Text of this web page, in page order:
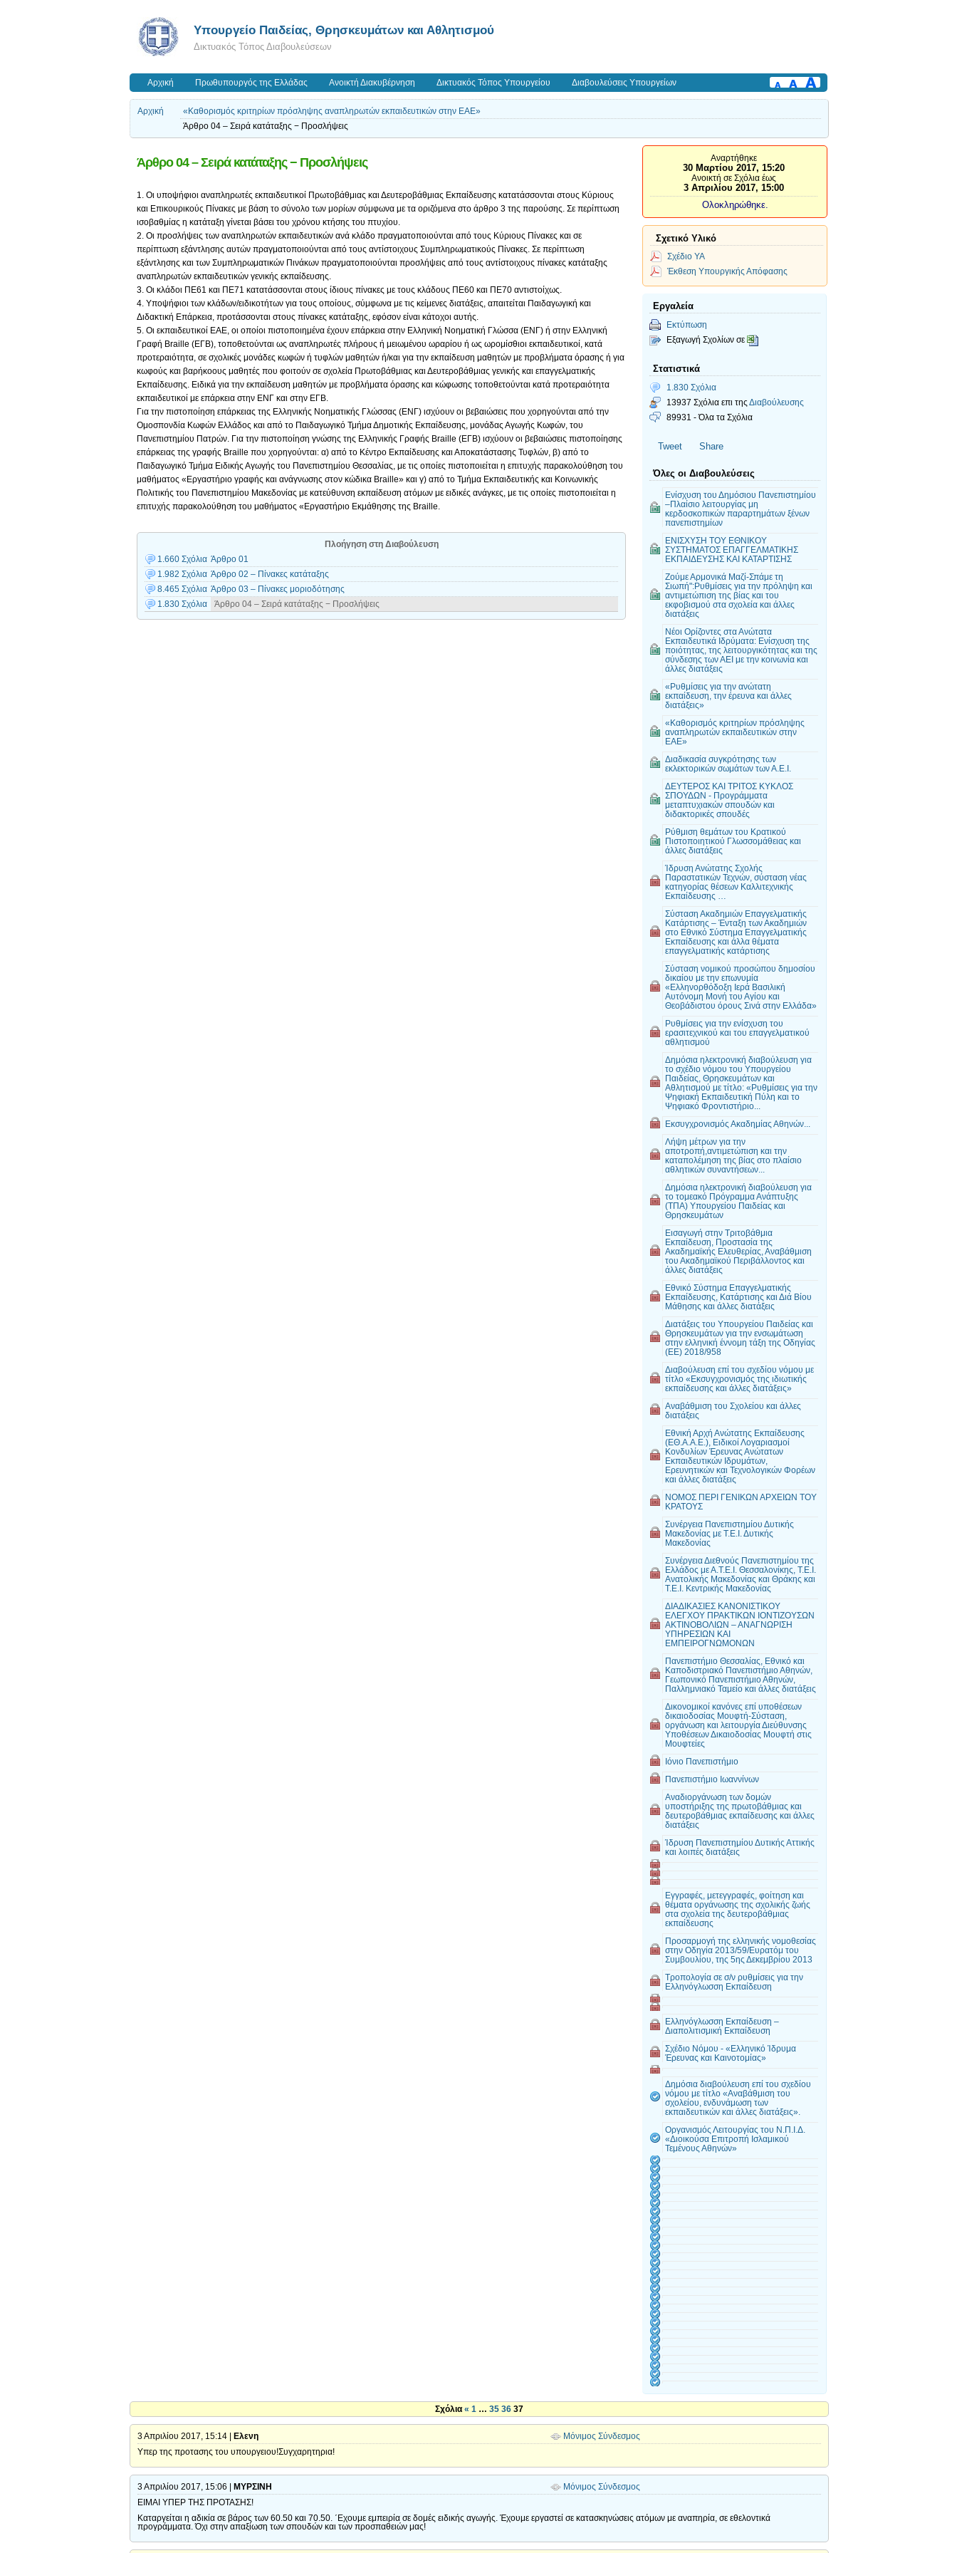
Υπουργείο Παιδείας, Θρησκευμάτων και Αθλητισμού
Δικτυακός Τόπος Διαβουλεύσεων
Αρχική Πρωθυπουργός της Ελλάδας Ανοικτή Διακυβέρνηση Δικτυακός Τόπος Υπουργείου Διαβουλεύσεις Υπουργείων
Αρχική
«Καθορισμός κριτηρίων πρόσληψης αναπληρωτών εκπαιδευτικών στην ΕΑΕ»
Άρθρο 04 – Σειρά κατάταξης − Προσλήψεις
Άρθρο 04 – Σειρά κατάταξης − Προσλήψεις
1. Οι υποψήφιοι αναπληρωτές εκπαιδευτικοί Πρωτοβάθμιας και Δευτεροβάθμιας Εκπαίδευσης κατατάσσονται στους Κύριους
και Επικουρικούς Πίνακες με βάση το σύνολο των μορίων σύμφωνα με τα οριζόμενα στο άρθρο 3 της παρούσης. Σε περίπτωση
ισοβαθμίας η κατάταξη γίνεται βάσει του χρόνου κτήσης του πτυχίου.
2. Οι προσλήψεις των αναπληρωτών εκπαιδευτικών ανά κλάδο πραγματοποιούνται από τους Κύριους Πίνακες και σε
περίπτωση εξάντλησης αυτών πραγματοποιούνται από τους αντίστοιχους Συμπληρωματικούς Πίνακες. Σε περίπτωση
εξάντλησης και των Συμπληρωματικών Πινάκων πραγματοποιούνται προσλήψεις από τους αντίστοιχους πίνακες κατάταξης
αναπληρωτών εκπαιδευτικών γενικής εκπαίδευσης.
3. Οι κλάδοι ΠΕ61 και ΠΕ71 κατατάσσονται στους ίδιους πίνακες με τους κλάδους ΠΕ60 και ΠΕ70 αντιστοίχως.
4. Υποψήφιοι των κλάδων/ειδικοτήτων για τους οποίους, σύμφωνα με τις κείμενες διατάξεις, απαιτείται Παιδαγωγική και
Διδακτική Επάρκεια, προτάσσονται στους πίνακες κατάταξης, εφόσον είναι κάτοχοι αυτής.
5. Οι εκπαιδευτικοί ΕΑΕ, οι οποίοι πιστοποιημένα έχουν επάρκεια στην Ελληνική Νοηματική Γλώσσα (ΕΝΓ) ή στην Ελληνική
Γραφή Braille (ΕΓΒ), τοποθετούνται ως αναπληρωτές πλήρους ή μειωμένου ωραρίου ή ως ωρομίσθιοι εκπαιδευτικοί, κατά
προτεραιότητα, σε σχολικές μονάδες κωφών ή τυφλών μαθητών ή/και για την εκπαίδευση μαθητών με προβλήματα όρασης ή για
κωφούς και βαρήκοους μαθητές που φοιτούν σε σχολεία Πρωτοβάθμιας και Δευτεροβάθμιας γενικής και επαγγελματικής
Εκπαίδευσης. Ειδικά για την εκπαίδευση μαθητών με προβλήματα όρασης και κώφωσης τοποθετούνται κατά προτεραιότητα
εκπαιδευτικοί με επάρκεια στην ΕΝΓ και στην ΕΓΒ.
Για την πιστοποίηση επάρκειας της Ελληνικής Νοηματικής Γλώσσας (ΕΝΓ) ισχύουν οι βεβαιώσεις που χορηγούνται από την
Ομοσπονδία Κωφών Ελλάδος και από το Παιδαγωγικό Τμήμα Δημοτικής Εκπαίδευσης, μονάδας Αγωγής Κωφών, του
Πανεπιστημίου Πατρών. Για την πιστοποίηση γνώσης της Ελληνικής Γραφής Braille (ΕΓΒ) ισχύουν οι βεβαιώσεις πιστοποίησης
επάρκειας της γραφής Braille που χορηγούνται: α) από το Κέντρο Εκπαίδευσης και Αποκατάστασης Τυφλών, β) από το
Παιδαγωγικό Τμήμα Ειδικής Αγωγής του Πανεπιστημίου Θεσσαλίας, με τις οποίες πιστοποιείται η επιτυχής παρακολούθηση του
μαθήματος «Εργαστήριο γραφής και ανάγνωσης στον κώδικα Braille» και γ) από το Τμήμα Εκπαιδευτικής και Κοινωνικής
Πολιτικής του Πανεπιστημίου Μακεδονίας με κατεύθυνση εκπαίδευση ατόμων με ειδικές ανάγκες, με τις οποίες πιστοποιείται η
επιτυχής παρακολούθηση του μαθήματος «Εργαστήριο Εκμάθησης της Braille.
Πλοήγηση στη Διαβούλευση
1.660 Σχόλια Άρθρο 01
1.982 Σχόλια Άρθρο 02 – Πίνακες κατάταξης
8.465 Σχόλια Άρθρο 03 – Πίνακες μοριοδότησης
1.830 Σχόλια
Άρθρο 04 – Σειρά κατάταξης − Προσλήψεις
Αναρτήθηκε
30 Μαρτίου 2017, 15:20
Ανοικτή σε Σχόλια έως
3 Απριλίου 2017, 15:00
Ολοκληρώθηκε.
Σχετικό Υλικό
Σχέδιο ΥΑ
Έκθεση Υπουργικής Απόφασης
Εργαλεία
Εκτύπωση
Εξαγωγή Σχολίων σε
Στατιστικά
1.830 Σχόλια
13937 Σχόλια επι της Διαβούλευσης
89931 - Όλα τα Σχόλια
Tweet Share
Όλες οι Διαβουλεύσεις
Ενίσχυση του Δημόσιου Πανεπιστημίου
–Πλαίσιο λειτουργίας μη
κερδοσκοπικών παραρτημάτων ξένων
πανεπιστημίων
ΕΝΙΣΧΥΣΗ ΤΟΥ ΕΘΝΙΚΟΥ
ΣΥΣΤΗΜΑΤΟΣ ΕΠΑΓΓΕΛΜΑΤΙΚΗΣ
ΕΚΠΑΙΔΕΥΣΗΣ ΚΑΙ ΚΑΤΑΡΤΙΣΗΣ
Ζούμε Αρμονικά Μαζί-Σπάμε τη
Σιωπή":Ρυθμίσεις για την πρόληψη και
αντιμετώπιση της βίας και του
εκφοβισμού στα σχολεία και άλλες
διατάξεις
Νέοι Ορίζοντες στα Ανώτατα
Εκπαιδευτικά Ιδρύματα: Ενίσχυση της
ποιότητας, της λειτουργικότητας και της
σύνδεσης των ΑΕΙ με την κοινωνία και
άλλες διατάξεις
«Ρυθμίσεις για την ανώτατη
εκπαίδευση, την έρευνα και άλλες
διατάξεις»
«Καθορισμός κριτηρίων πρόσληψης
αναπληρωτών εκπαιδευτικών στην
ΕΑΕ»
Διαδικασία συγκρότησης των
εκλεκτορικών σωμάτων των Α.Ε.Ι.
ΔΕΥΤΕΡΟΣ ΚΑΙ ΤΡΙΤΟΣ ΚΥΚΛΟΣ
ΣΠΟΥΔΩΝ - Προγράμματα
μεταπτυχιακών σπουδών και
διδακτορικές σπουδές
Ρύθμιση θεμάτων του Κρατικού
Πιστοποιητικού Γλωσσομάθειας και
άλλες διατάξεις
Ίδρυση Ανώτατης Σχολής
Παραστατικών Τεχνών, σύσταση νέας
κατηγορίας θέσεων Καλλιτεχνικής
Εκπαίδευσης …
Σύσταση Ακαδημιών Επαγγελματικής
Κατάρτισης – Ένταξη των Ακαδημιών
στο Εθνικό Σύστημα Επαγγελματικής
Εκπαίδευσης και άλλα θέματα
επαγγελματικής κατάρτισης
Σύσταση νομικού προσώπου δημοσίου
δικαίου με την επωνυμία
«Ελληνορθόδοξη Ιερά Βασιλική
Αυτόνομη Μονή του Αγίου και
Θεοβάδιστου όρους Σινά στην Ελλάδα»
Ρυθμίσεις για την ενίσχυση του
ερασιτεχνικού και του επαγγελματικού
αθλητισμού
Δημόσια ηλεκτρονική διαβούλευση για
το σχέδιο νόμου του Υπουργείου
Παιδείας, Θρησκευμάτων και
Αθλητισμού με τίτλο: «Ρυθμίσεις για την
Ψηφιακή Εκπαιδευτική Πύλη και το
Ψηφιακό Φροντιστήριο...
Εκσυγχρονισμός Ακαδημίας Αθηνών...
Λήψη μέτρων για την
αποτροπή,αντιμετώπιση και την
καταπολέμηση της βίας στο πλαίσιο
αθλητικών συναντήσεων...
Δημόσια ηλεκτρονική διαβούλευση για
το τομεακό Πρόγραμμα Ανάπτυξης
(ΤΠΑ) Υπουργείου Παιδείας και
Θρησκευμάτων
Εισαγωγή στην Τριτοβάθμια
Εκπαίδευση, Προστασία της
Ακαδημαϊκής Ελευθερίας, Αναβάθμιση
του Ακαδημαϊκού Περιβάλλοντος και
άλλες διατάξεις
Εθνικό Σύστημα Επαγγελματικής
Εκπαίδευσης, Κατάρτισης και Διά Βίου
Μάθησης και άλλες διατάξεις
Διατάξεις του Υπουργείου Παιδείας και
Θρησκευμάτων για την ενσωμάτωση
στην ελληνική έννομη τάξη της Οδηγίας
(ΕΕ) 2018/958
Διαβούλευση επί του σχεδίου νόμου με
τίτλο «Εκσυγχρονισμός της ιδιωτικής
εκπαίδευσης και άλλες διατάξεις»
Αναβάθμιση του Σχολείου και άλλες
διατάξεις
Εθνική Αρχή Ανώτατης Εκπαίδευσης
(ΕΘ.Α.Α.Ε.), Ειδικοί Λογαριασμοί
Κονδυλίων Έρευνας Ανώτατων
Εκπαιδευτικών Ιδρυμάτων,
Ερευνητικών και Τεχνολογικών Φορέων
και άλλες διατάξεις
ΝΟΜΟΣ ΠΕΡΙ ΓΕΝΙΚΩΝ ΑΡΧΕΙΩΝ ΤΟΥ
ΚΡΑΤΟΥΣ
Συνέργεια Πανεπιστημίου Δυτικής
Μακεδονίας με Τ.Ε.Ι. Δυτικής
Μακεδονίας
Συνέργεια Διεθνούς Πανεπιστημίου της
Ελλάδος με Α.Τ.Ε.Ι. Θεσσαλονίκης, Τ.Ε.Ι.
Ανατολικής Μακεδονίας και Θράκης και
Τ.Ε.Ι. Κεντρικής Μακεδονίας
ΔΙΑΔΙΚΑΣΙΕΣ ΚΑΝΟΝΙΣΤΙΚΟΥ
ΕΛΕΓΧΟΥ ΠΡΑΚΤΙΚΩΝ ΙΟΝΤΙΖΟΥΣΩΝ
ΑΚΤΙΝΟΒΟΛΙΩΝ – ΑΝΑΓΝΩΡΙΣΗ
ΥΠΗΡΕΣΙΩΝ ΚΑΙ
ΕΜΠΕΙΡΟΓΝΩΜΟΝΩΝ
Πανεπιστήμιο Θεσσαλίας, Εθνικό και
Καποδιστριακό Πανεπιστήμιο Αθηνών,
Γεωπονικό Πανεπιστήμιο Αθηνών,
Παλλημνιακό Ταμείο και άλλες διατάξεις
Δικονομικοί κανόνες επί υποθέσεων
δικαιοδοσίας Μουφτή-Σύσταση,
οργάνωση και λειτουργία Διεύθυνσης
Υποθέσεων Δικαιοδοσίας Μουφτή στις
Μουφτείες
Ιόνιο Πανεπιστήμιο
Πανεπιστήμιο Ιωαννίνων
Αναδιοργάνωση των δομών
υποστήριξης της πρωτοβάθμιας και
δευτεροβάθμιας εκπαίδευσης και άλλες
διατάξεις
Ίδρυση Πανεπιστημίου Δυτικής Αττικής
και λοιπές διατάξεις
Εγγραφές, μετεγγραφές, φοίτηση και
θέματα οργάνωσης της σχολικής ζωής
στα σχολεία της δευτεροβάθμιας
εκπαίδευσης
Προσαρμογή της ελληνικής νομοθεσίας
στην Οδηγία 2013/59/Ευρατόμ του
Συμβουλίου, της 5ης Δεκεμβρίου 2013
Τροπολογία σε σ/ν ρυθμίσεις για την
Ελληνόγλωσση Εκπαίδευση
Ελληνόγλωσση Εκπαίδευση –
Διαπολιτισμική Εκπαίδευση
Σχέδιο Νόμου - «Ελληνικό Ίδρυμα
Έρευνας και Καινοτομίας»
Δημόσια διαβούλευση επί του σχεδίου
νόμου με τίτλο «Αναβάθμιση του
σχολείου, ενδυνάμωση των
εκπαιδευτικών και άλλες διατάξεις».
Οργανισμός Λειτουργίας του Ν.Π.Ι.Δ.
«Διοικούσα Επιτροπή Ισλαμικού
Τεμένους Αθηνών»
Σχόλια « 1 … 35 36 37
3 Απριλίου 2017, 15:14 | Ελενη
Μόνιμος Σύνδεσμος
Υπερ της προτασης του υπουργειου!Συγχαρητηρια!
3 Απριλίου 2017, 15:06 | ΜΥΡΣΙΝΗ
Μόνιμος Σύνδεσμος
ΕΙΜΑΙ ΥΠΕΡ ΤΗΣ ΠΡΟΤΑΣΗΣ!
Καταργείται η αδικία σε βάρος των 60.50 και 70.50. ΄Εχουμε εμπειρία σε δομές ειδικής αγωγής. Έχουμε εργαστεί σε κατασκηνώσεις ατόμων με αναπηρία, σε εθελοντικά
προγράμματα. Όχι στην απαξίωση των σπουδών και των προσπαθειών μας!